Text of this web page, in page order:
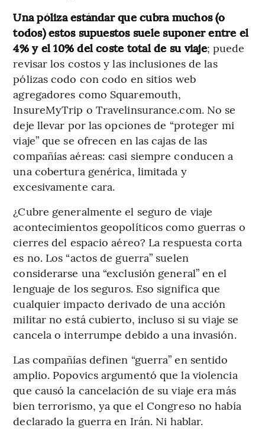
Una póliza estándar que cubra muchos (o
todos) estos supuestos suele suponer entre el
4% y el 10% del coste total de su viaje; puede
revisar los costos y las inclusiones de las
pólizas codo con codo en sitios web
agregadores como Squaremouth,
InsureMyTrip o Travelinsurance.com. No se
deje llevar por las opciones de “proteger mi
viaje” que se ofrecen en las cajas de las
compañías aéreas: casi siempre conducen a
una cobertura genérica, limitada y
excesivamente cara.
¿Cubre generalmente el seguro de viaje
acontecimientos geopolíticos como guerras o
cierres del espacio aéreo? La respuesta corta
es no. Los “actos de guerra” suelen
considerarse una “exclusión general” en el
lenguaje de los seguros. Eso significa que
cualquier impacto derivado de una acción
militar no está cubierto, incluso si su viaje se
cancela o interrumpe debido a una invasión.
Las compañías definen “guerra” en sentido
amplio. Popovics argumentó que la violencia
que causó la cancelación de su viaje era más
bien terrorismo, ya que el Congreso no había
declarado la guerra en Irán. Ni hablar.